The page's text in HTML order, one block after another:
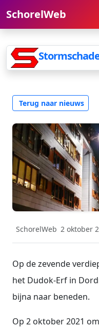
SchorelWeb
Terug naar nieuws
SchorelWeb 2 oktober
Op de zevende
het Dudok-Erf in
bijna naar beneden.
Op 2 oktober 2021